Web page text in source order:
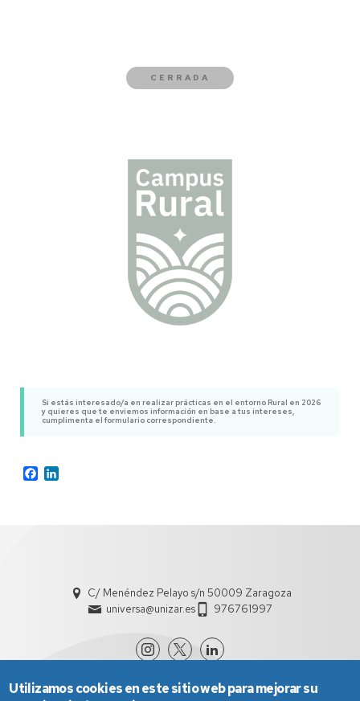
CERRADA
Si estás interesado/a en realizar prácticas en el entorno Rural en 2026
y quieres que te enviemos información en base a tus intereses,
cumplimenta el formulario correspondiente.
Facebook
C/ Menéndez Pelayo s/n 50009 Zaragoza
universa@unizar.es
976761997
Utilizamos cookies en este sitio web para mejorar su